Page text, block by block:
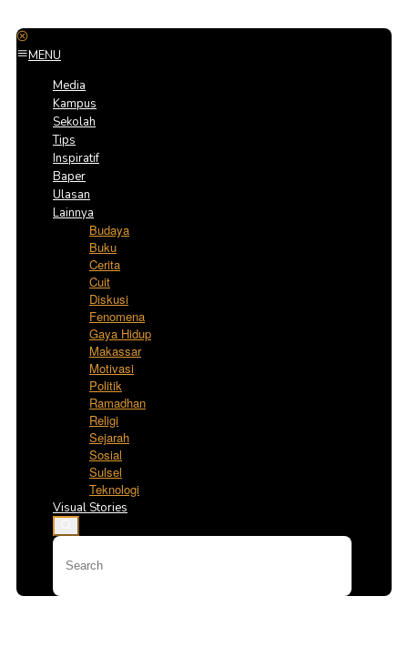
MENU
Media
Kampus
Sekolah
Tips
Inspiratif
Baper
Ulasan
Lainnya
Budaya
Buku
Cerita
Cuit
Diskusi
Fenomena
Gaya Hidup
Makassar
Motivasi
Politik
Ramadhan
Religi
Sejarah
Sosial
Sulsel
Teknologi
Visual Stories